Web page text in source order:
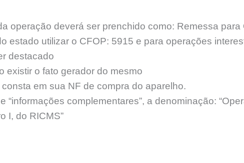
operação deverá ser prenchido como: Remessa para
estado utilizar o CFOP: 5915 e para operações
destacado
existir o fato gerador do mesmo
em sua NF de compra do aparelho.
“informações complementares”, a denominação:
I, do RICMS”